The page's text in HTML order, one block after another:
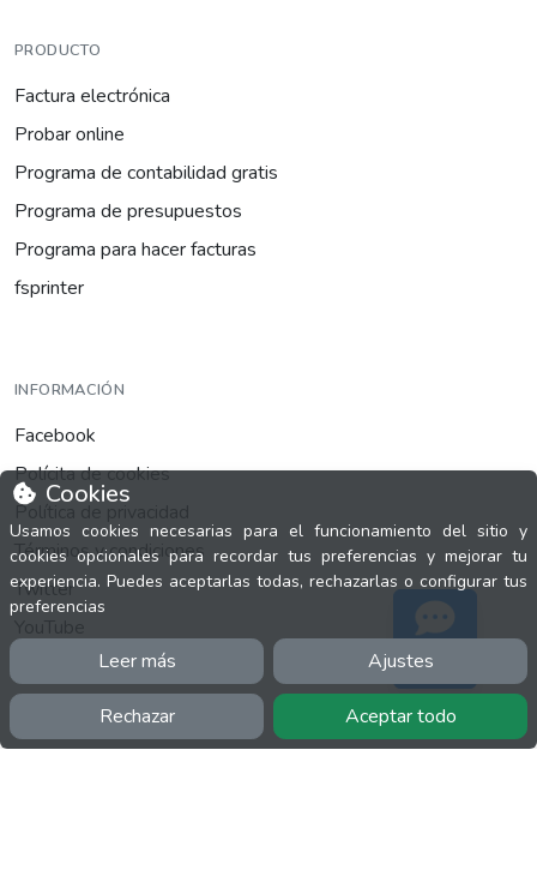
Cookies
Usamos cookies necesarias para el funcionamiento del sitio y
cookies opcionales para recordar tus preferencias y mejorar tu
experiencia. Puedes aceptarlas todas, rechazarlas o configurar tus
preferencias
Leer más Ajustes
Rechazar Aceptar todo
PRODUCTO
Factura electrónica
Probar online
Programa de contabilidad gratis
Programa de presupuestos
Programa para hacer facturas
fsprinter
INFORMACIÓN
Facebook
Polícita de cookies
Política de privacidad
Términos y condiciones
Twitter
Soporte